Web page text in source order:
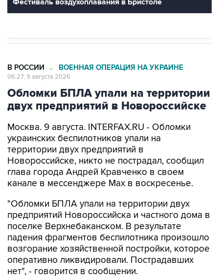
Фестиваль воздухоплавания в Бристоле
В РОССИИ → ВОЕННАЯ ОПЕРАЦИЯ НА УКРАИНЕ
06:27, 9 августа 2026
Обломки БПЛА упали на территории
двух предприятий в Новороссийске
Москва. 9 августа. INTERFAX.RU - Обломки
украинских беспилотников упали на
территории двух предприятий в
Новороссийске, никто не пострадал, сообщил
глава города Андрей Кравченко в своем
канале в мессенджере Max в воскресенье.
"Обломки БПЛА упали на территории двух
предприятий Новороссийска и частного дома в
поселке Верхнебаканском. В результате
падения фрагментов беспилотника произошло
возгорание хозяйственной постройки, которое
оперативно ликвидировали. Пострадавших
нет", - говорится в сообщении.